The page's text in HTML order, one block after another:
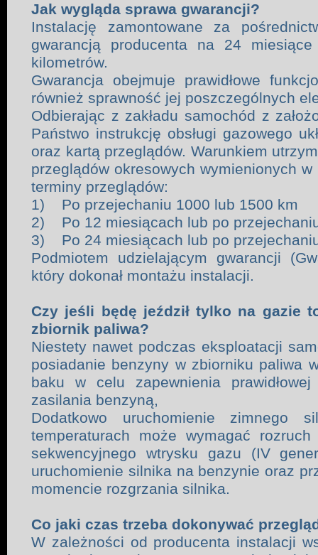
Jak wygląda sprawa gwarancji?
Instalację zamontowane za
gwarancją producenta na 24
kilometrów.
Gwarancja obejmuje prawidłowe
również sprawność jej poszczególnych
Odbierając z zakładu samochód z
Państwo instrukcję obsługi gazowego
oraz kartą przeglądów. Warunkiem
przeglądów okresowych wymienionych
terminy przeglądów:
1) Po przejechaniu 1000 lub 1500 km
2) Po 12 miesiącach lub po
3) Po 24 miesiącach lub po
Podmiotem udzielającym gwarancji
który dokonał montażu instalacji.
Czy jeśli będę jeździł tylko na gazie
zbiornik paliwa?
Niestety nawet podczas eksploatacji
posiadanie benzyny w zbiorniku paliwa
baku w celu zapewnienia
zasilania benzyną,
Dodatkowo uruchomienie zimnego
temperaturach może wymagać
sekwencyjnego wtrysku gazu (IV
uruchomienie silnika na benzynie oraz
momencie rozgrzania silnika.
Co jaki czas trzeba dokonywać
W zależności od producenta instalacji